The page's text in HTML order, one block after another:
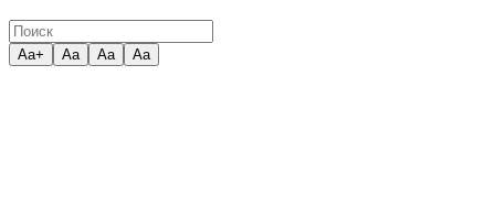
Aa+ Aa Aa Aa